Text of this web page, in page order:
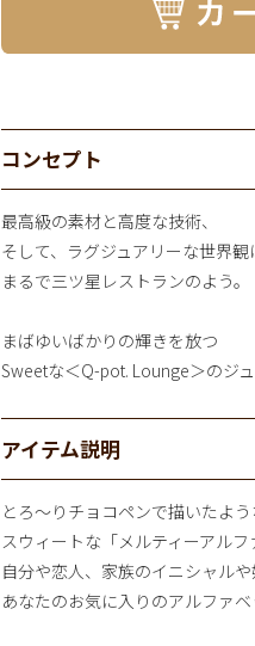
コンセプト
最高級の素材と高度な技術、
そして、ラグジュアリーな世界観
まるで三ツ星レストランのよう。
まばゆいばかりの輝きを放つ
Sweetな＜Q-pot. Lounge＞のジュ
アイテム説明
とろ～りチョコペンで描いたよ
スウィートな「メルティーアルフ
自分や恋人、家族のイニシャル
あなたのお気に入りのアルファベ